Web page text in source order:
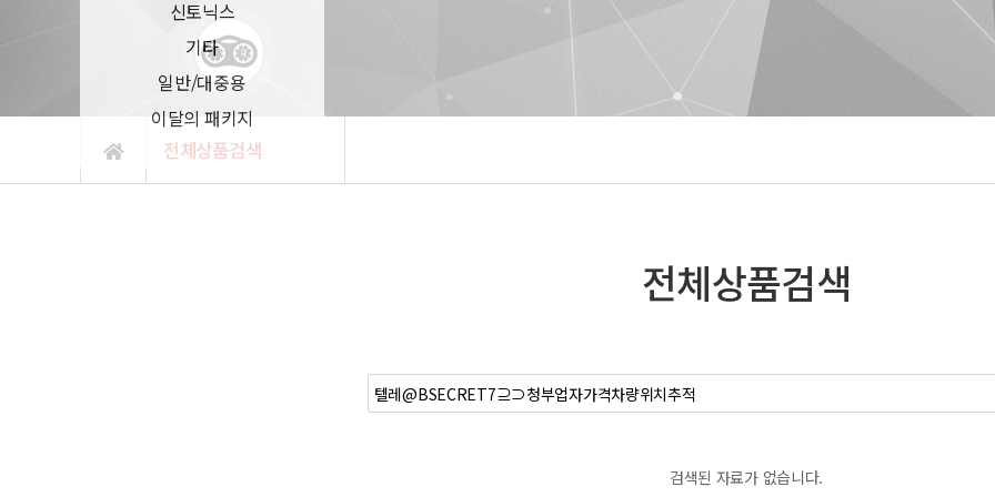
신토닉스
기타
일반/대중용
이달의 패키지
전체상품검색
전체상품검색
검색된 자료가 없습니다.